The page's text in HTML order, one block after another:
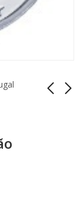
2011
Westfalen
2011
Westfalen